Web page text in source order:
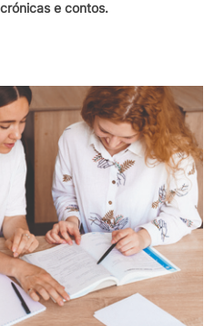
e contos.